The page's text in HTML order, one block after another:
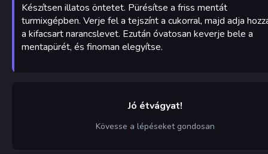
Készítsen illatos öntetet. Pürésítse a friss mentát
turmixgépben. Verje fel a tejszínt a cukorral, majd adja
a kifacsart narancslevet. Ezután óvatosan keverje bele a
mentapürét, és finoman elegyítse.
Jó étvágyat!
Kövesse a lépéseket gondosan